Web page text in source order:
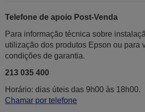
Telefone de apoio Post-Venda
Para informação técnica sobre
utilização dos produtos Epson ou para
condições de garantia.
213 035 400
Horário: dias úteis das 9h00 às 18h00.
Chamar por telefone